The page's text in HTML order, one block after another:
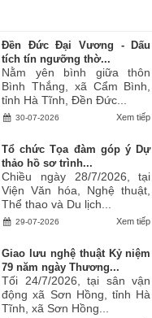
Đền Đức Đại Vương - Dấu
tích tín ngưỡng thờ...
Nằm yên bình giữa thôn
Bình Thắng, xã Cẩm Bình,
tỉnh Hà Tĩnh, Đền Đức...
Xem tiếp
30-07-2026
Tổ chức Tọa đàm góp ý Dự
thảo hồ sơ trình...
Chiều ngày 28/7/2026, tại
Viện Văn hóa, Nghệ thuật,
Thể thao và Du lịch...
Xem tiếp
29-07-2026
Giao lưu nghệ thuật Kỷ niệm
79 năm ngày Thương...
Tối 24/7/2026, tại sân vận
động xã Sơn Hồng, tỉnh Hà
Tĩnh, xã Sơn Hồng...